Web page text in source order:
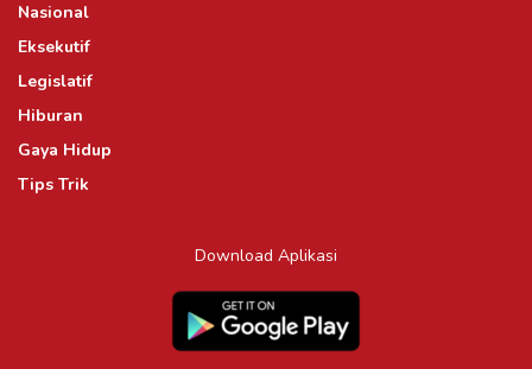
Nasional
Eksekutif
Legislatif
Hiburan
Gaya Hidup
Tips Trik
Download Aplikasi